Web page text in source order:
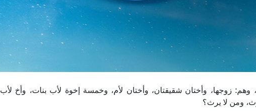
وهم: زوجها، وأختان شقيقتان، وأختان لأم، وخمسة إخوة لأب بنات، وأخ لأب
ومن لا يرث؟